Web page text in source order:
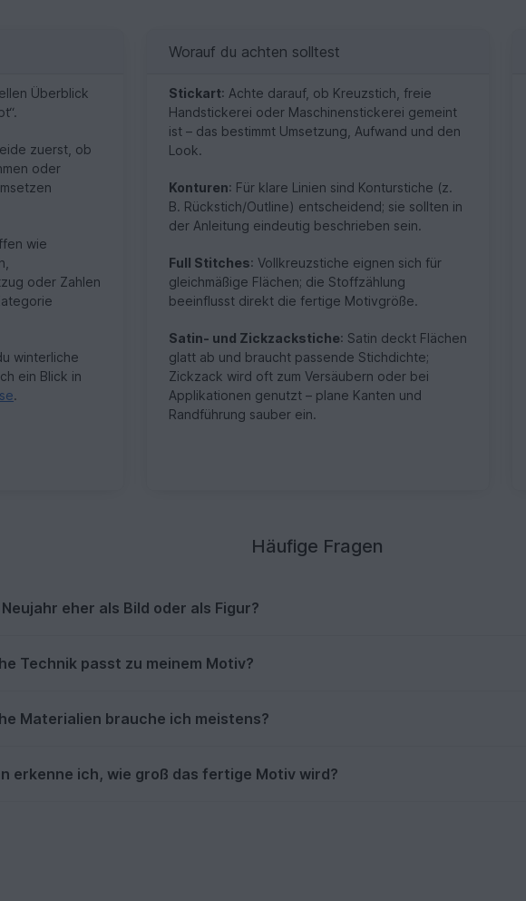
Überblick
zuerst, ob
oder
wie
oder Zahlen
winterliche
ein Blick in
.
Worauf du achten solltest
Stickart: Achte darauf, ob Kreuzstich, freie
Handstickerei oder Maschinenstickerei gemeint
ist – das bestimmt Umsetzung, Aufwand und den
Look.
Konturen: Für klare Linien sind Konturstiche (z.
B. Rückstich/Outline) entscheidend; sie sollten in
der Anleitung eindeutig beschrieben sein.
Full Stitches: Vollkreuzstiche eignen sich für
gleichmäßige Flächen; die Stoffzählung
beeinflusst direkt die fertige Motivgröße.
Satin- und Zickzackstiche: Satin deckt Flächen
glatt ab und braucht passende Stichdichte;
Zickzack wird oft zum Versäubern oder bei
Applikationen genutzt – plane Kanten und
Randführung sauber ein.
Häufige Fragen
eher als Bild oder als Figur?
Technik passt zu meinem Motiv?
Materialien brauche ich meistens?
erkenne ich, wie groß das fertige Motiv wird?